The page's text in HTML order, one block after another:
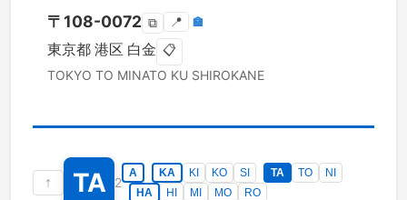
〒 108-0072 ⧉ 📍 🏣
東京都 港区 白金 📋
TOKYO TO MINATO KU SHIROKANE
↑ TA 2
A KA KI KO SI TA TO
NI
HA
HI MI MO RO